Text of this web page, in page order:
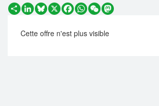
PartagerLinkedIn
Bluesky
X Facebook
WhatsApp
WeChatMastodon
Cette offre n'est plus visible